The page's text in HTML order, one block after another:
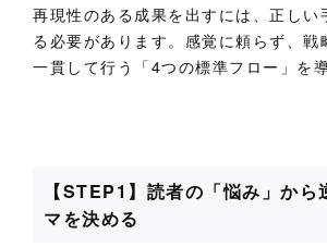
再現性のある成果を出すには、正しい
る必要があります。感覚に頼らず、戦
一貫して行う「4つの標準フロー」を
【STEP1】読者の「悩み」から
マを決める